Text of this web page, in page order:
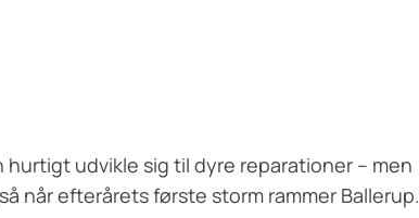
hurtigt udvikle sig til dyre reparationer – men
når efterårets første storm rammer Ballerup.